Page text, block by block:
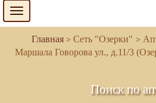
Toggle
navigation
Сеть "Озерки"
Маршала Говорова ул., д.11/3
Поиск по